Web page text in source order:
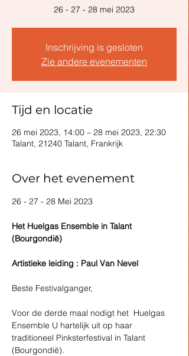
26 - 27 - 28 mei 2023
Inschrijving is gesloten
Zie andere evenementen
Tijd en locatie
26 mei 2023, 14:00 – 28 mei 2023, 22:30
Talant, 21240 Talant, Frankrijk
Over het evenement
26 - 27 - 28 Mei 2023
Het Huelgas Ensemble in Talant
(Bourgondië)
Artistieke leiding : Paul Van Nevel
Beste Festivalganger,
Voor de derde maal nodigt het  Huelgas
Ensemble U hartelijk uit op haar
traditioneel Pinksterfestival in Talant
(Bourgondië).